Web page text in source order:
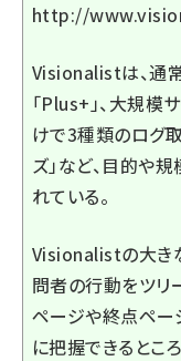
http://
Visionalistは、通
「Plus+」、大規模
けで3種類のログ
ズ」など、目的や
れている。
Visionalistの大き
問者の行動をツリ
ページや終点ペー
に把握できるとこ